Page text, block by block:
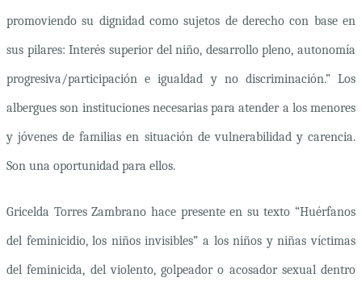
promoviendo su dignidad como sujetos de derecho con base en
sus pilares: Interés superior del niño, desarrollo pleno, autonomía
progresiva/participación e igualdad y no discriminación.” Los
albergues son instituciones necesarias para atender a los menores
y jóvenes de familias en situación de vulnerabilidad y carencia.
Son una oportunidad para ellos.
Gricelda Torres Zambrano hace presente en su texto “Huérfanos
del feminicidio, los niños invisibles” a los niños y niñas víctimas
del feminicida, del violento, golpeador o acosador sexual dentro